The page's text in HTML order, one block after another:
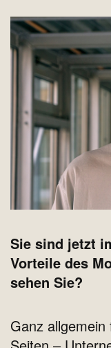
Sie sind jetzt
Vorteile des
sehen Sie?
Ganz